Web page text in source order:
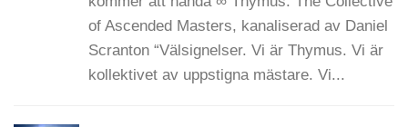
of Ascended Masters, kanaliserad av Daniel
Scranton “Välsignelser. Vi är Thymus. Vi är
kollektivet av uppstigna mästare. Vi...